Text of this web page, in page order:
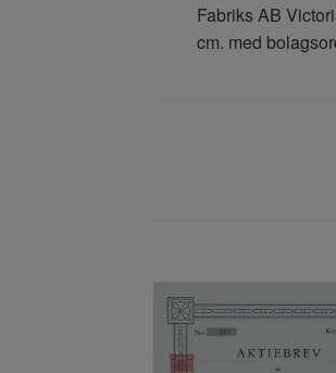
Fabriks AB
cm. med